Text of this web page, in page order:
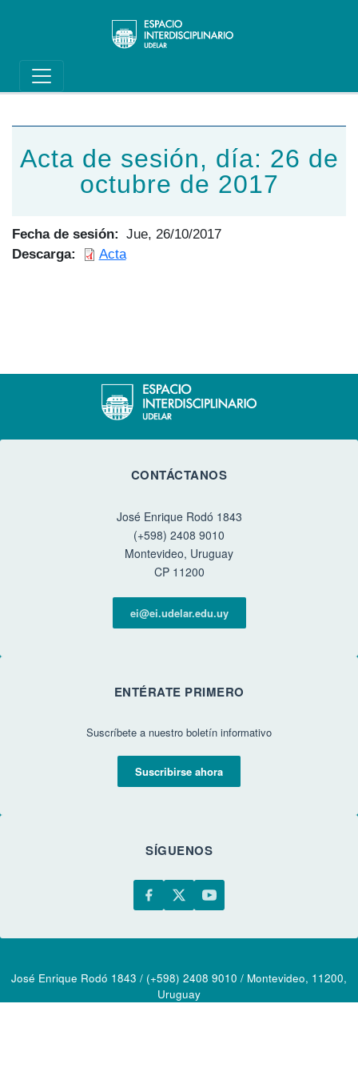
Main navigation
Acta de sesión, día: 26 de
octubre de 2017
Fecha de sesión
Jue, 26/10/2017
Descarga
Acta
CONTÁCTANOS
José Enrique Rodó 1843
(+598) 2408 9010
Montevideo, Uruguay
CP 11200
ei@ei.udelar.edu.uy
ENTÉRATE PRIMERO
Suscríbete a nuestro boletín informativo
Suscribirse ahora
SÍGUENOS
José Enrique Rodó 1843 / (+598) 2408 9010 / Montevideo, 11200,
Uruguay